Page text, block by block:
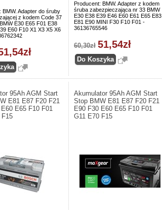
BMW. Adapter do śruby
z kodem Code 37
E30 E65 F01 E38
E60 F10 X1 X3 X5 X6
Producent: BMW. Adapter z kodem
śruba zabezpieczająca nr 33 BMW
E30 E38 E39 E46 E60 E61 E65 E83
E81 E90 MINI F30 F10 F01 -
36136765546
60,30zł 51,54zł
95Ah AGM Start
E81 E87 F20 F21
E65 F10 F01
F15
Akumulator 95Ah AGM Start
Stop BMW E81 E87 F20 F21
E90 F30 E60 E65 F10 F01
G11 E70 F15